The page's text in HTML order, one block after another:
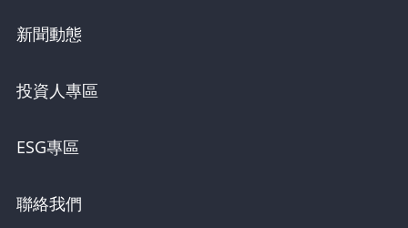
新聞動態
投資人專區
ESG專區
聯絡我們